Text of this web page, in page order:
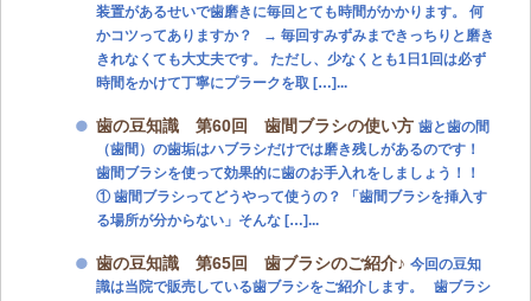
装置があるせいで歯磨きに毎回とても時間がかかります。 何
かコツってありますか？ → 毎回すみずみまできっちりと磨き
きれなくても大丈夫です。 ただし、少なくとも1日1回は必ず
時間をかけて丁寧にプラークを取 […]...
歯の豆知識 第60回 歯間ブラシの使い方 歯と歯の間
（歯間）の歯垢はハブラシだけでは磨き残しがあるのです！
歯間ブラシを使って効果的に歯のお手入れをしましょう！！
① 歯間ブラシってどうやって使うの？ 「歯間ブラシを挿入す
る場所が分からない」そんな […]...
歯の豆知識 第65回 歯ブラシのご紹介♪ 今回の豆知
識は当院で販売している歯ブラシをご紹介します。 歯ブラシ